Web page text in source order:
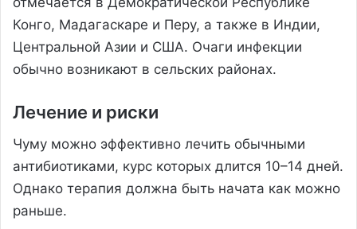
Конго, Мадагаскаре и Перу, а также в Индии,
Центральной Азии и США. Очаги инфекции
обычно возникают в сельских районах.
Лечение и риски
Чуму можно эффективно лечить обычными
антибиотиками, курс которых длится 10–14 дней.
Однако терапия должна быть начата как можно
раньше.